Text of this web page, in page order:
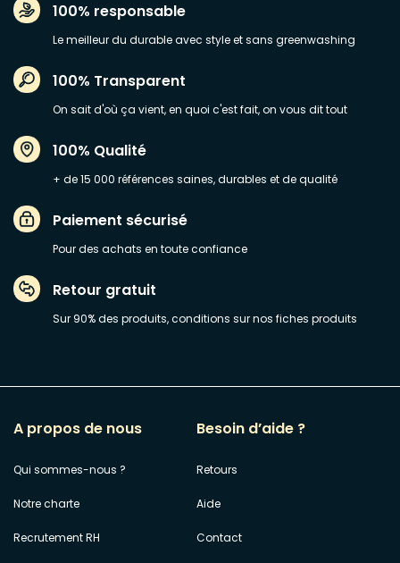
100% responsable
Le meilleur du durable avec style et sans greenwashing
100% Transparent
On sait d'où ça vient, en quoi c'est fait, on vous dit tout
100% Qualité
+ de 15 000 références saines, durables et de qualité
Paiement sécurisé
Pour des achats en toute confiance
Retour gratuit
Sur 90% des produits, conditions sur nos fiches produits
A propos de nous
Qui sommes-nous ?
Notre charte
Recrutement RH
Besoin d’aide ?
Retours
Aide
Contact